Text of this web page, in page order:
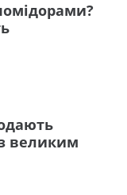
великим